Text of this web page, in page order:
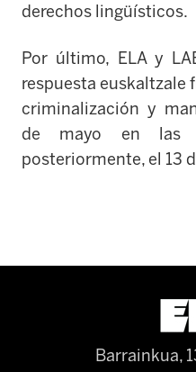
derechos lingüísticos.
Por último, ELA y
respuesta euskaltzale
criminalización y
de mayo en las
posteriormente, el 13
Barrainkua,